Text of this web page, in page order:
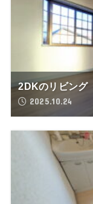
2DKのリビン
2025.10.24